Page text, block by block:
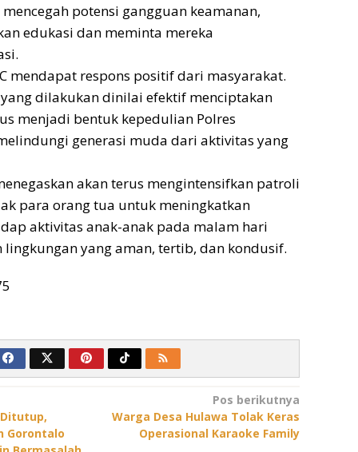
potensi gangguan keamanan,
edukasi dan meminta mereka
mendapat respons positif dari masyarakat.
dilakukan dinilai efektif menciptakan
menjadi bentuk kepedulian Polres
generasi muda dari aktivitas yang
akan terus mengintensifkan patroli
para orang tua untuk meningkatkan
aktivitas anak-anak pada malam hari
lingkungan yang aman, tertib, dan kondusif.
Gorontalo
Pos berikutnya
Warga Desa Hulawa Tolak Keras
Operasional Karaoke Family